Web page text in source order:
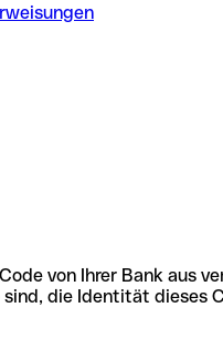
von Ihrer Bank aus
die Identität dieses